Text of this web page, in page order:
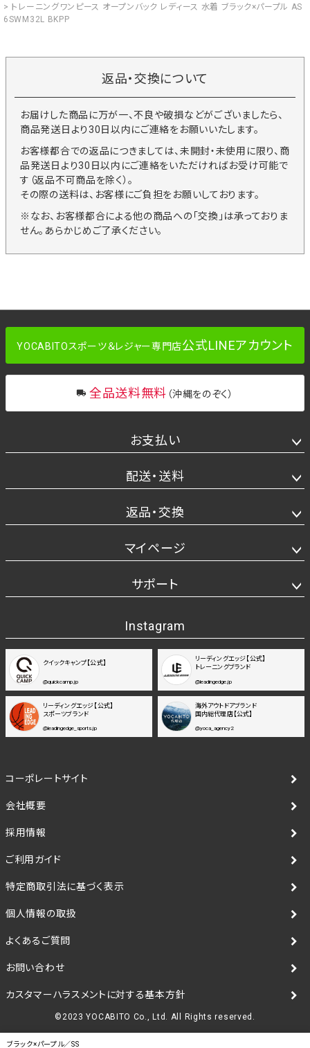
ブラック×パープル／SS
トレーニングワンピース オープンバック レディース 水着 ブラック×パープル AS
6SWM32L BKPP
返品・交換について
お届けした商品に万が一、不良や破損などがございましたら、
商品発送日より30日以内にご連絡をお願いいたします。
お客様都合での返品につきましては、未開封・未使用に限り、商
品発送日より30日以内にご連絡をいただければお受け可能で
す（返品不可商品を除く）。
その際の送料は、お客様にご負担をお願いしております。
※なお、お客様都合による他の商品への「交換」は承っておりま
せん。あらかじめご了承ください。
YOCABITOスポーツ＆レジャー専門店公式LINEアカウント
全品送料無料 （沖縄をのぞく）
お支払い
配送・送料
返品・交換
マイページ
サポート
Instagram
クイックキャンプ【公式】
@quickcamp.jp
リーディングエッジ【公式】
トレーニングブランド
@leadingedge.jp
リーディングエッジ【公式】
スポーツブランド
@leadingedge_sports.jp
海外アウトドアブランド
国内総代理店【公式】
@yoca_agency2
コーポレートサイト
会社概要
採用情報
ご利用ガイド
特定商取引法に基づく表示
個人情報の取扱
よくあるご質問
お問い合わせ
カスタマーハラスメントに対する基本方針
©2023 YOCABITO Co., Ltd. All Rights reserved.